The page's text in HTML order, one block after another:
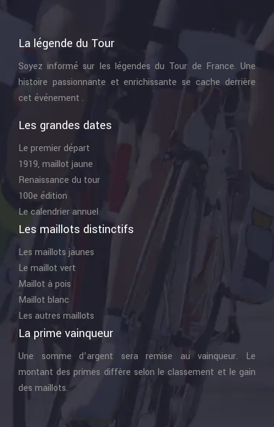
La légende du Tour
Soyez informé sur les légendes du Tour de France. Une
histoire passionnante et enrichissante se cache derrière
cet événement .
Les grandes dates
Le premier départ
1919, maillot jaune
Renaissance du tour
100e édition
Le calendrier annuel
Les maillots distinctifs
Les maillots jaunes
Le maillot vert
Maillot à pois
Maillot blanc
Les autres maillots
La prime vainqueur
Une somme d’argent sera remise au vainqueur. Le
montant des primes diffère selon le classement et le gain
des maillots.